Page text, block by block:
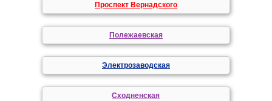
Проспект Вернадского
Полежаевская
Электрозаводская
Сходненская